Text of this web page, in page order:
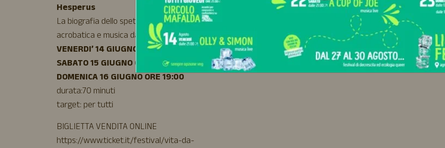
Hesperus
La biografia dello spettacolo tra comicità, lirica,
acrobatica e musica dal vivo.
VENERDI’ 14 GIUGNO ORE 21:00
SABATO 15 GIUGNO ORE 19:00 A RUOTA LIBERA
DOMENICA 16 GIUGNO ORE 19:00
durata:70 minuti
target: per tutti
BIGLIETTA VENDITA ONLINE
https://www.ticket.it/festival/vita-da-